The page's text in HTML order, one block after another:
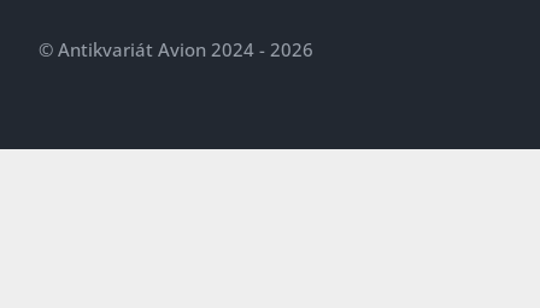
© Antikvariát Avion 2024 - 2026